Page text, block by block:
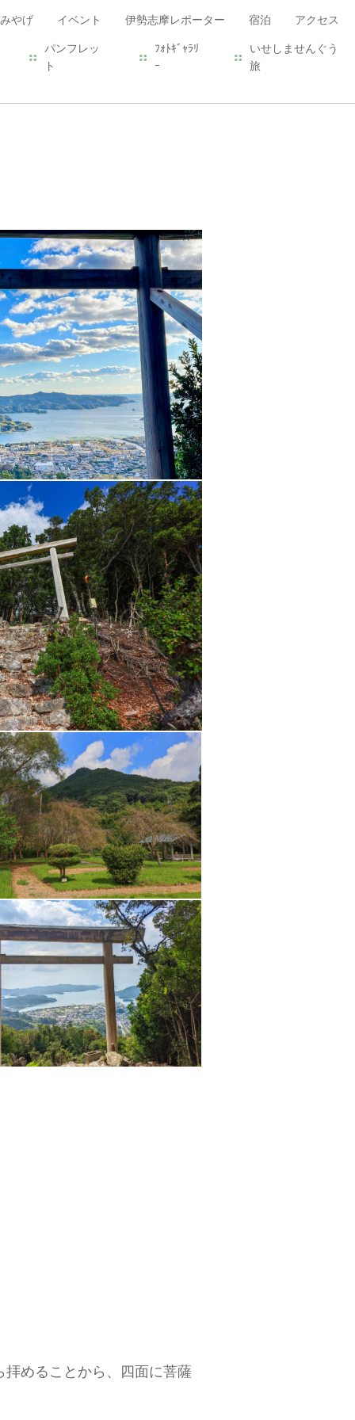
やげ イベント 伊勢志摩レポーター 宿泊 アクセス
パンフレッ
ト
ﾌｫﾄｷﾞｬﾗﾘ
ｰ
いせしませんぐう
旅
めることから、四面に菩薩